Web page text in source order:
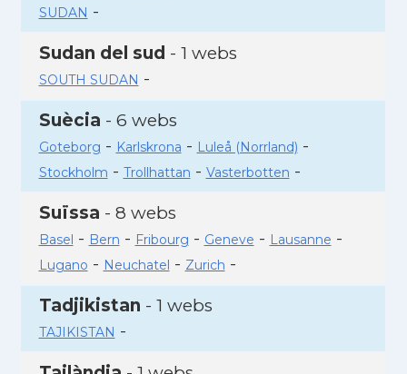
SUDAN -
Sudan del sud - 1 webs
SOUTH SUDAN -
Suècia - 6 webs
Goteborg - Karlskrona - Luleå (Norrland) -
Stockholm - Trollhattan - Vasterbotten -
Suïssa - 8 webs
Basel - Bern - Fribourg - Geneve - Lausanne -
Lugano - Neuchatel - Zurich -
Tadjikistan - 1 webs
TAJIKISTAN -